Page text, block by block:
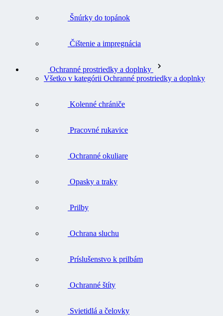
Šnúrky do topánok
Čištenie a impregnácia
Ochranné prostriedky a doplnky
Všetko v kategórii Ochranné prostriedky a doplnky
Kolenné chrániče
Pracovné rukavice
Ochranné okuliare
Opasky a traky
Prilby
Ochrana sluchu
Príslušenstvo k prilbám
Ochranné štíty
Svietidlá a čelovky